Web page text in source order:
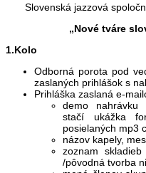
Slovenská jazzová
„Nové tváre
1.Kolo
Odborná porota pod
zaslaných prihlášok s
Prihláška zaslaná e-
demo nahrávku
stačí ukážka
posielaných mp3
názov kapely,
zoznam
/pôvodná tvorba